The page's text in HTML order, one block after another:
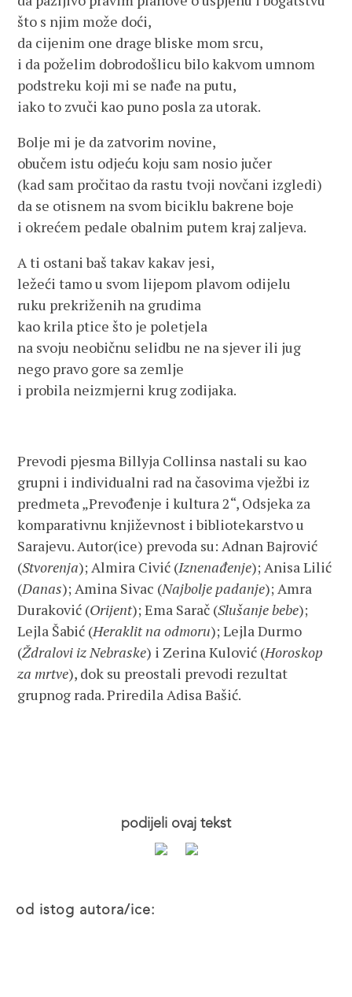
što s njim može doći,
da cijenim one drage bliske mom srcu,
i da poželim dobrodošlicu bilo kakvom umnom
podstreku koji mi se nađe na putu,
iako to zvuči kao puno posla za utorak.
Bolje mi je da zatvorim novine,
obučem istu odjeću koju sam nosio jučer
(kad sam pročitao da rastu tvoji novčani izgledi)
da se otisnem na svom biciklu bakrene boje
i okrećem pedale obalnim putem kraj zaljeva.
A ti ostani baš takav kakav jesi,
ležeći tamo u svom lijepom plavom odijelu
ruku prekriženih na grudima
kao krila ptice što je poletjela
na svoju neobičnu selidbu ne na sjever ili jug
nego pravo gore sa zemlje
i probila neizmjerni krug zodijaka.
Prevodi pjesma Billyja Collinsa nastali su kao
grupni i individualni rad na časovima vježbi iz
predmeta „Prevođenje i kultura 2“, Odsjeka za
komparativnu književnost i bibliotekarstvo u
Sarajevu. Autor(ice) prevoda su: Adnan Bajrović
(Stvorenja); Almira Civić (Iznenađenje); Anisa Lilić
(Danas); Amina Sivac (Najbolje padanje); Amra
Duraković (Orijent); Ema Sarač (Slušanje bebe);
Lejla Šabić (Heraklit na odmoru); Lejla Durmo
(Ždralovi iz Nebraske) i Zerina Kulović (Horoskop
za mrtve), dok su preostali prevodi rezultat
grupnog rada. Priredila Adisa Bašić.
podijeli ovaj tekst
od istog autora/ice: